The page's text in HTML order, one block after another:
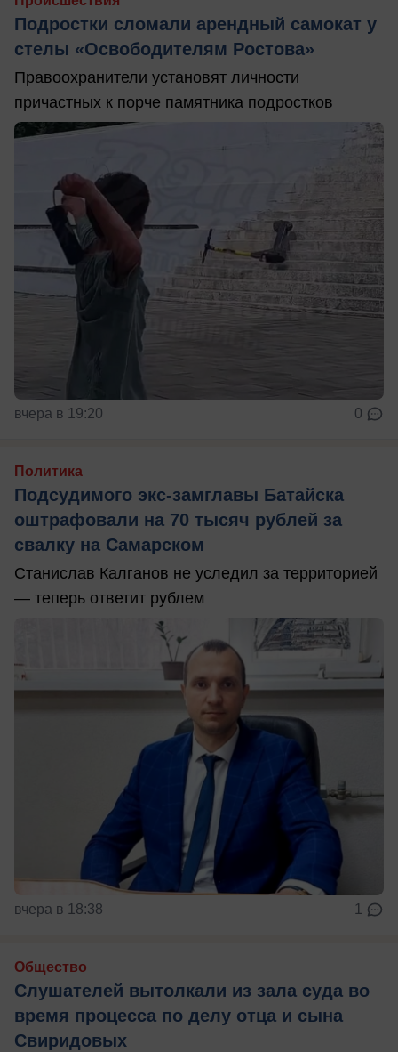
Подростки сломали арендный самокат у
стелы «Освободителям Ростова»
Правоохранители установят личности
причастных к порче памятника подростков
вчера в 19:20 0
Политика
Подсудимого экс-замглавы Батайска
оштрафовали на 70 тысяч рублей за
свалку на Самарском
Станислав Калганов не уследил за территорией
— теперь ответит рублем
вчера в 18:38 1
Общество
Слушателей вытолкали из зала суда во
время процесса по делу отца и сына
Свиридовых